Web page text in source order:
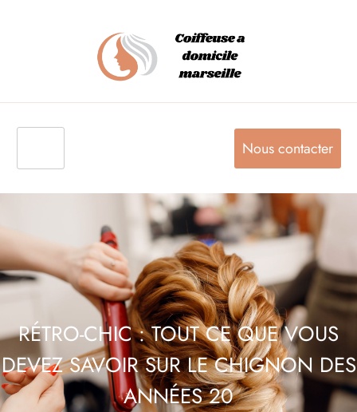
Nous contacter
RÉTRO-CHIC : TOUT CE QUE VOUS
DEVEZ SAVOIR SUR LE CHIGNON DES
ANNÉES 20